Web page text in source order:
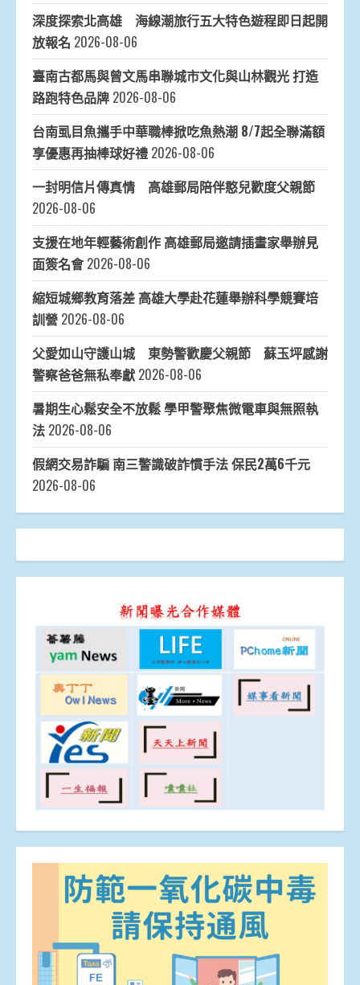
深度探索北高雄 海線潮旅行五大特色遊程即日起開
放報名 2026-08-06
臺南古都馬與曾文馬串聯城市文化與山林觀光 打造
路跑特色品牌 2026-08-06
台南虱目魚攜手中華職棒掀吃魚熱潮 8/7起全聯滿額
享優惠再抽棒球好禮 2026-08-06
一封明信片傳真情 高雄郵局陪伴憨兒歡度父親節
2026-08-06
支援在地年輕藝術創作 高雄郵局邀請插畫家舉辦見
面簽名會 2026-08-06
縮短城鄉教育落差 高雄大學赴花蓮舉辦科學競賽培
訓營 2026-08-06
父愛如山守護山城 東勢警歡慶父親節 蘇玉坪感謝
警察爸爸無私奉獻 2026-08-06
暑期生心鬆安全不放鬆 學甲警聚焦微電車與無照執
法 2026-08-06
假網交易詐騙 南三警識破詐慣手法 保民2萬6千元
2026-08-06